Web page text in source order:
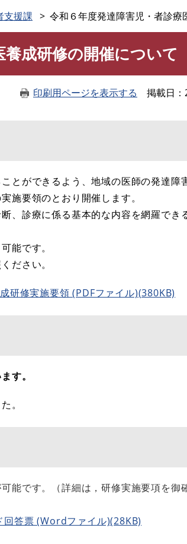
支援課 令和６年度発達障害児・者診療
成研修の開催について
印刷用ページを表示する 掲載日
とができるよう、地域の医師の発達障
施要領のとおり開催します。
、診療に係る基本的な内容を網羅でき
能です。
ださい。
研修実施要領 (PDFファイル)(380KB)
す。
。
能です。（詳細は，研修実施要項を御
回答票 (Wordファイル)(28KB)